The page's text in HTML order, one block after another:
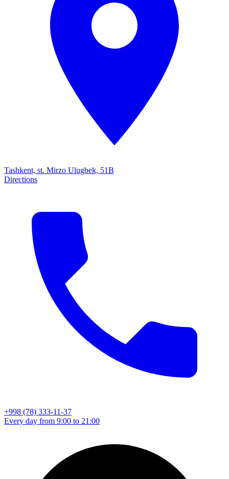
Tashkent, st. Mirzo Ulugbek, 51B
Directions
+998 (78) 333-11-37
Every day from 9:00 to 21:00